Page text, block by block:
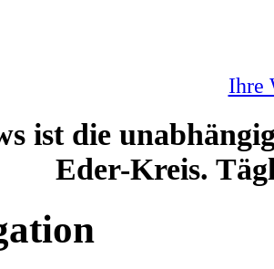
Ihre
ist die
Eder-Kreis.